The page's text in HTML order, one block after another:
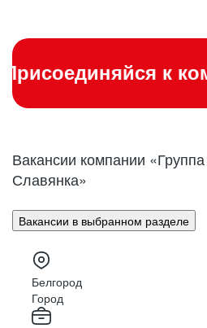
к
Вакансии компании
Славянка»
Вакансии в выбранном разделе
Белгород
Город